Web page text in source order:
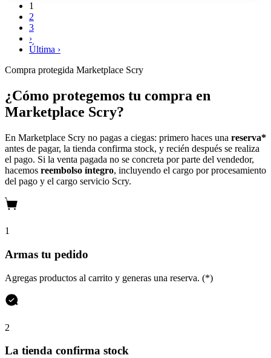
1
2
3
›
Última ›
Compra protegida Marketplace Scry
¿Cómo protegemos tu compra en
Marketplace Scry?
En Marketplace Scry no pagas a ciegas: primero haces una reserva*
antes de pagar, la tienda confirma stock, y recién después se realiza
el pago. Si la venta pagada no se concreta por parte del vendedor,
hacemos reembolso íntegro, incluyendo el cargo por procesamiento
del pago y el cargo servicio Scry.
1
Armas tu pedido
Agregas productos al carrito y generas una reserva. (*)
2
La tienda confirma stock